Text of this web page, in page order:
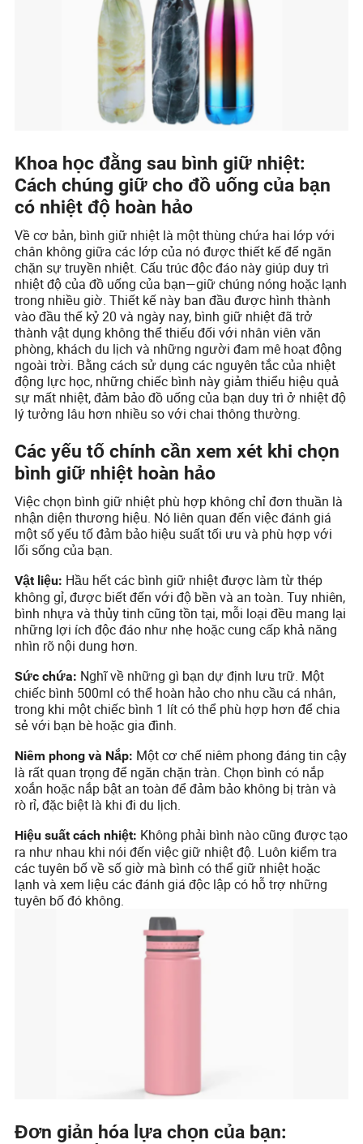
Khoa học đằng sau bình giữ nhiệt:
Cách chúng giữ cho đồ uống của bạn
có nhiệt độ hoàn hảo
Về cơ bản, bình giữ nhiệt là một thùng chứa hai lớp với
chân không giữa các lớp của nó được thiết kế để ngăn
chặn sự truyền nhiệt. Cấu trúc độc đáo này giúp duy trì
nhiệt độ của đồ uống của bạn—giữ chúng nóng hoặc lạnh
trong nhiều giờ. Thiết kế này ban đầu được hình thành
vào đầu thế kỷ 20 và ngày nay, bình giữ nhiệt đã trở
thành vật dụng không thể thiếu đối với nhân viên văn
phòng, khách du lịch và những người đam mê hoạt động
ngoài trời. Bằng cách sử dụng các nguyên tắc của nhiệt
động lực học, những chiếc bình này giảm thiểu hiệu quả
sự mất nhiệt, đảm bảo đồ uống của bạn duy trì ở nhiệt độ
lý tưởng lâu hơn nhiều so với chai thông thường.
Các yếu tố chính cần xem xét khi chọn
bình giữ nhiệt hoàn hảo
Việc chọn bình giữ nhiệt phù hợp không chỉ đơn thuần là
nhận diện thương hiệu. Nó liên quan đến việc đánh giá
một số yếu tố đảm bảo hiệu suất tối ưu và phù hợp với
lối sống của bạn.
Vật liệu: Hầu hết các bình giữ nhiệt được làm từ thép
không gỉ, được biết đến với độ bền và an toàn. Tuy nhiên,
bình nhựa và thủy tinh cũng tồn tại, mỗi loại đều mang lại
những lợi ích độc đáo như nhẹ hoặc cung cấp khả năng
nhìn rõ nội dung hơn.
Sức chứa: Nghĩ về những gì bạn dự định lưu trữ. Một
chiếc bình 500ml có thể hoàn hảo cho nhu cầu cá nhân,
trong khi một chiếc bình 1 lít có thể phù hợp hơn để chia
sẻ với bạn bè hoặc gia đình.
Niêm phong và Nắp: Một cơ chế niêm phong đáng tin cậy
là rất quan trọng để ngăn chặn tràn. Chọn bình có nắp
xoắn hoặc nắp bật an toàn để đảm bảo không bị tràn và
rò rỉ, đặc biệt là khi đi du lịch.
Hiệu suất cách nhiệt: Không phải bình nào cũng được tạo
ra như nhau khi nói đến việc giữ nhiệt độ. Luôn kiểm tra
các tuyên bố về số giờ mà bình có thể giữ nhiệt hoặc
lạnh và xem liệu các đánh giá độc lập có hỗ trợ những
tuyên bố đó không.
Đơn giản hóa lựa chọn của bạn: